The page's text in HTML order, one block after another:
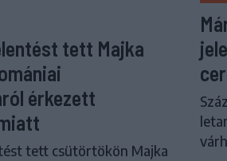
tett Majka
érkezett
tett csütörtökön Majka